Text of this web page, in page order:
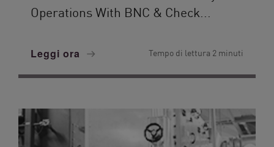
Operations With BNC & Check...
Leggi ora Tempo di lettura 2 minuti